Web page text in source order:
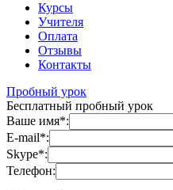
Курсы
Учителя
Оплата
Отзывы
Контакты
Пробный урок
Бесплатный пробный урок
Ваше имя*:
E-mail*:
Skype*:
Телефон: